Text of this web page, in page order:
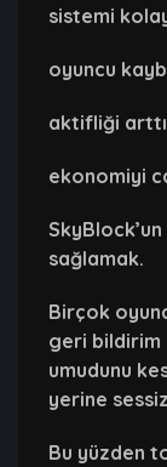
sistemi
oyuncu
aktifliği
ekonomiyi
sağlamak.
Birçok
geri bildirim
umudunu
yerine
Bu yüzden